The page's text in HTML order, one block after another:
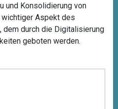
und Konsolidierung von
Aspekt des
dem durch die Digitalisierung
geboten werden.